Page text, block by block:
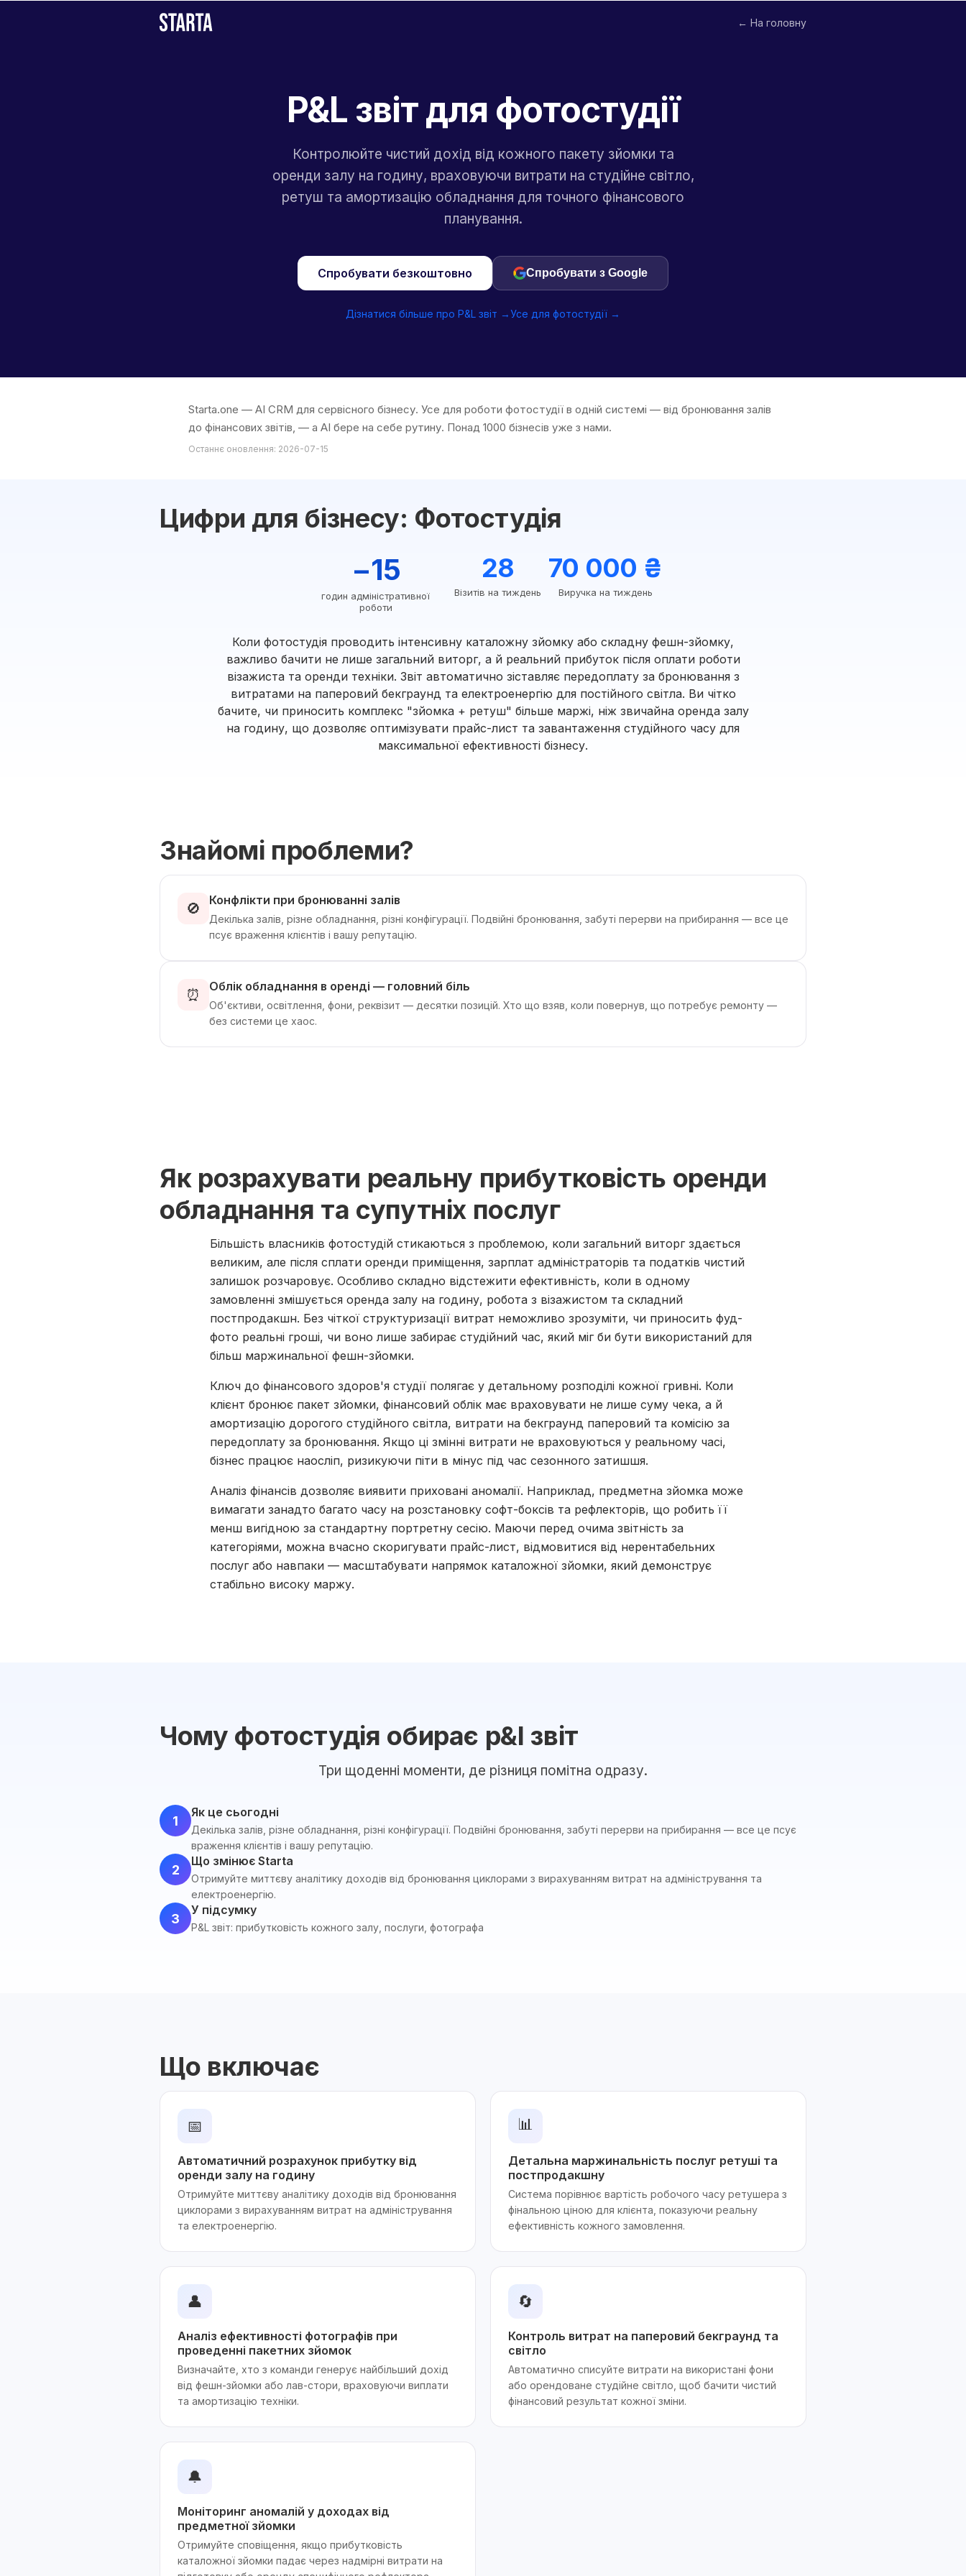
← На головну
P&L звіт для фотостудії
Контролюйте чистий дохід від кожного пакету зйомки та
оренди залу на годину, враховуючи витрати на студійне світло,
ретуш та амортизацію обладнання для точного фінансового
планування.
Спробувати безкоштовно Спробувати з Google
Дізнатися більше про P&L звіт →Усе для фотостудії →
Starta.one — AI CRM для сервісного бізнесу. Усе для роботи фотостудії в одній системі — від бронювання залів
до фінансових звітів, — а AI бере на себе рутину. Понад 1000 бізнесів уже з нами.
Останнє оновлення: 2026-07-15
Цифри для бізнесу: Фотостудія
−15
годин адміністративної
роботи
28
Візитів на тиждень
70 000 ₴
Виручка на тиждень
Коли фотостудія проводить інтенсивну каталожну зйомку або складну фешн-зйомку,
важливо бачити не лише загальний виторг, а й реальний прибуток після оплати роботи
візажиста та оренди техніки. Звіт автоматично зіставляє передоплату за бронювання з
витратами на паперовий бекграунд та електроенергію для постійного світла. Ви чітко
бачите, чи приносить комплекс "зйомка + ретуш" більше маржі, ніж звичайна оренда залу
на годину, що дозволяє оптимізувати прайс-лист та завантаження студійного часу для
максимальної ефективності бізнесу.
Знайомі проблеми?
🚫 Конфлікти при бронюванні залів
Декілька залів, різне обладнання, різні конфігурації. Подвійні бронювання, забуті перерви на прибирання — все це
псує враження клієнтів і вашу репутацію.
⏰ Облік обладнання в оренді — головний біль
Об'єктиви, освітлення, фони, реквізит — десятки позицій. Хто що взяв, коли повернув, що потребує ремонту —
без системи це хаос.
Як розрахувати реальну прибутковість оренди
обладнання та супутніх послуг
Більшість власників фотостудій стикаються з проблемою, коли загальний виторг здається
великим, але після сплати оренди приміщення, зарплат адміністраторів та податків чистий
залишок розчаровує. Особливо складно відстежити ефективність, коли в одному
замовленні змішується оренда залу на годину, робота з візажистом та складний
постпродакшн. Без чіткої структуризації витрат неможливо зрозуміти, чи приносить фуд-
фото реальні гроші, чи воно лише забирає студійний час, який міг би бути використаний для
більш маржинальної фешн-зйомки.
Ключ до фінансового здоров'я студії полягає у детальному розподілі кожної гривні. Коли
клієнт бронює пакет зйомки, фінансовий облік має враховувати не лише суму чека, а й
амортизацію дорогого студійного світла, витрати на бекграунд паперовий та комісію за
передоплату за бронювання. Якщо ці змінні витрати не враховуються у реальному часі,
бізнес працює наосліп, ризикуючи піти в мінус під час сезонного затишшя.
Аналіз фінансів дозволяє виявити приховані аномалії. Наприклад, предметна зйомка може
вимагати занадто багато часу на розстановку софт-боксів та рефлекторів, що робить її
менш вигідною за стандартну портретну сесію. Маючи перед очима звітність за
категоріями, можна вчасно скоригувати прайс-лист, відмовитися від нерентабельних
послуг або навпаки — масштабувати напрямок каталожної зйомки, який демонструє
стабільно високу маржу.
Чому фотостудія обирає p&l звіт
Три щоденні моменти, де різниця помітна одразу.
1
Як це сьогодні
Декілька залів, різне обладнання, різні конфігурації. Подвійні бронювання, забуті перерви на прибирання — все це псує
враження клієнтів і вашу репутацію.
2
Що змінює Starta
Отримуйте миттєву аналітику доходів від бронювання циклорами з вирахуванням витрат на адміністрування та
електроенергію.
3
У підсумку
P&L звіт: прибутковість кожного залу, послуги, фотографа
Що включає
📅
Автоматичний розрахунок прибутку від
оренди залу на годину
Отримуйте миттєву аналітику доходів від бронювання
циклорами з вирахуванням витрат на адміністрування
та електроенергію.
📊
Детальна маржинальність послуг ретуші та
постпродакшну
Система порівнює вартість робочого часу ретушера з
фінальною ціною для клієнта, показуючи реальну
ефективність кожного замовлення.
👤
Аналіз ефективності фотографів при
проведенні пакетних зйомок
Визначайте, хто з команди генерує найбільший дохід
від фешн-зйомки або лав-стори, враховуючи виплати
та амортизацію техніки.
🔄
Контроль витрат на паперовий бекграунд та
світло
Автоматично списуйте витрати на використані фони
або орендоване студійне світло, щоб бачити чистий
фінансовий результат кожної зміни.
🔔
Моніторинг аномалій у доходах від
предметної зйомки
Отримуйте сповіщення, якщо прибутковість
каталожної зйомки падає через надмірні витрати на